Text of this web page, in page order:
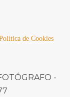
de Cookies
-